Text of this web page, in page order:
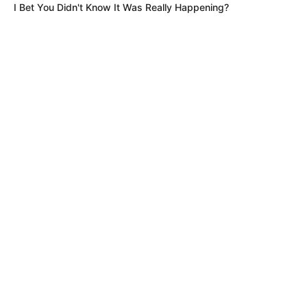
I Bet You Didn't Know It Was Really Happening?